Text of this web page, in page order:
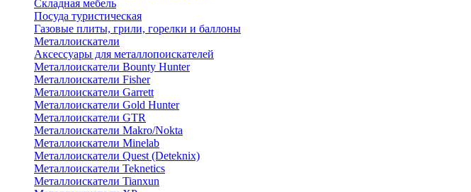
Складная мебель
Посуда туристическая
Газовые плиты, грили, горелки и баллоны
Металлоискатели
Аксессуары для металлопоискателей
Металлоискатели Bounty Hunter
Металлоискатели Fisher
Металлоискатели Garrett
Металлоискатели Gold Hunter
Металлоискатели GTR
Металлоискатели Makro/Nokta
Металлоискатели Minelab
Металлоискатели Quest (Deteknix)
Металлоискатели Teknetics
Металлоискатели Tianxun